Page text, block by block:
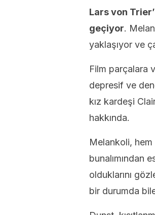
Lars von
geçiyor.
yaklaşıyor ve
Film parçalara
depresif ve
kız kardeşi
hakkında.
Melankoli,
bunalımından
olduklarını
bir durumda